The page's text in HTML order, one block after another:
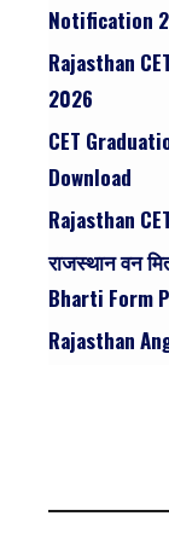
Notification
Rajasthan
2026
CET
Download
Rajasthan
राजस्थान वन
Bharti Form
Rajasthan